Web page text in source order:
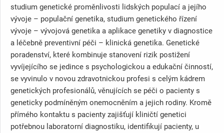
studium genetické proměnlivosti lidských populací a jejího
vývoje – populační genetika, studium genetického řízení
vývoje – vývojová genetika a aplikace genetiky v diagnostice
a léčebně preventivní péči – klinická genetika. Genetické
poradenství, které kombinuje stanovení rizik postižení
vyvíjejícího se jedince s psychologickou a edukační činností,
se vyvinulo v novou zdravotnickou profesi s celým kádrem
genetických profesionálů, věnujících se péči o pacienty s
geneticky podmíněným onemocněním a jejich rodiny. Kromě
přímého kontaktu s pacienty zajišťují kliničtí genetici
potřebnou laboratorní diagnostiku, identifikují pacienty, u